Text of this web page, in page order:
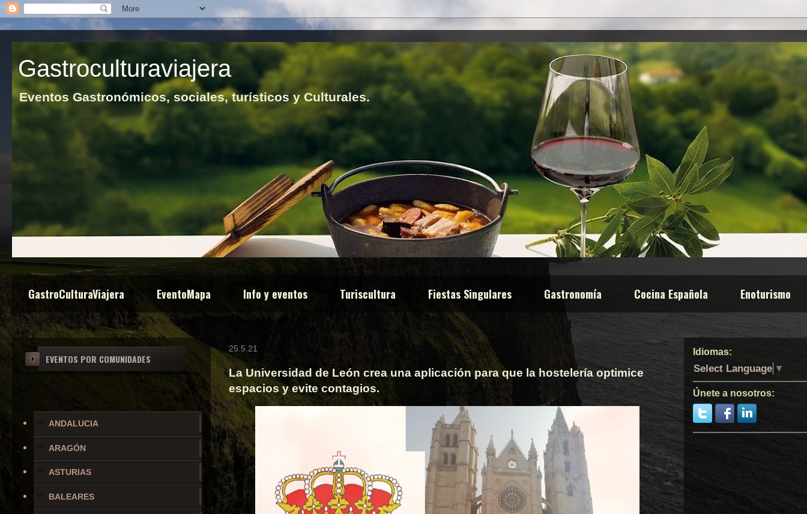
Gastroculturaviajera
Eventos Gastronómicos, sociales, turísticos y Culturales.
GastroCulturaViajera EventoMapa Info y eventos Turiscultura Fiestas Singulares Gastronomía Cocina Española Enoturismo
25.5.21
La Universidad de León crea una aplicación para que la hostelería optimice
espacios y evite contagios.
EVENTOS POR COMUNIDADES
ANDALUCIA
ARAGÓN
ASTURIAS
BALEARES
Idiomas:
Select Language ▼
Únete a nosotros: